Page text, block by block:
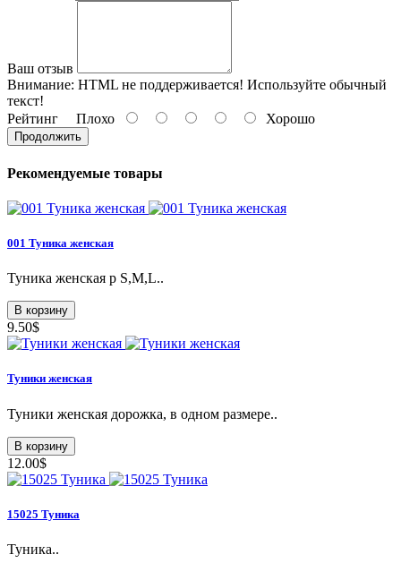
Ваш отзыв
Внимание: HTML не поддерживается! Используйте обычный
текст!
Рейтинг Плохо Хорошо
Продолжить
Рекомендуемые товары
001 Туникa женская
Туникa женская р S,M,L..
В корзину
9.50$
Туники женская
Туники женская дорожка, в одном размере..
В корзину
12.00$
15025 Туника
Туника..